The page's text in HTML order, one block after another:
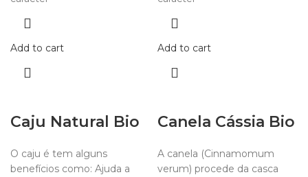
Add to cart Add to cart
Caju Natural Bio
O caju é tem alguns
benefícios como: Ajuda a
Canela Cássia Bio
A canela (Cinnamomum
verum) procede da casca